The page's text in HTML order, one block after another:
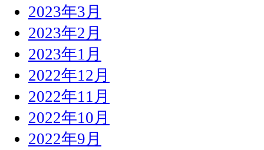
2023年3月
2023年2月
2023年1月
2022年12月
2022年11月
2022年10月
2022年9月